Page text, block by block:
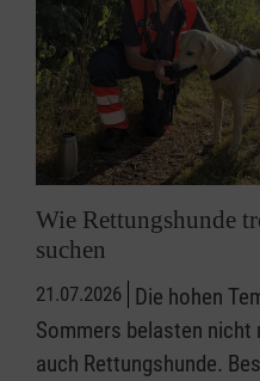
Wie Rettungshunde
suchen
21.07.2026 Die hohen
Sommers belasten nicht
auch Rettungshunde.